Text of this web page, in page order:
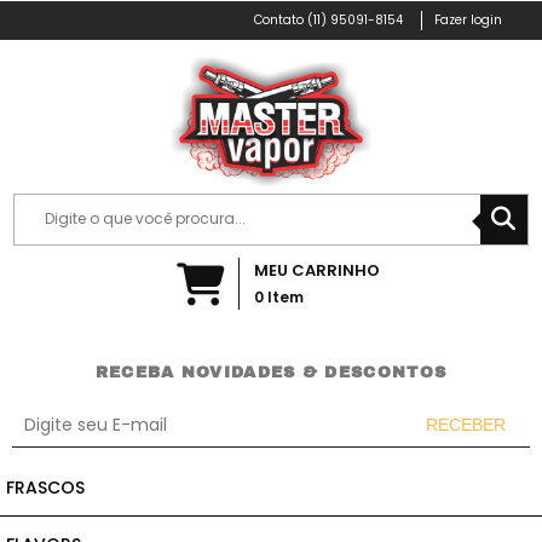
(11) 95091-8154 Fazer login
MEU CARRINHO
0 Item
RECEBA NOVIDADES & DESCONTOS
RECEBER
Incluir
Remover
FRASCOS